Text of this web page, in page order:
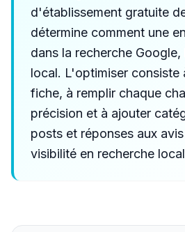
d'établissement gratuite
détermine comment une
dans la recherche
local. L'optimiser consiste
fiche, à remplir chaque
précision et à ajouter
posts et réponses aux
visibilité en recherche